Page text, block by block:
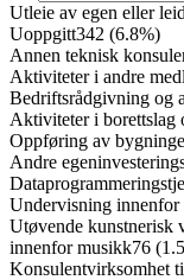
Utleie av egen eller
Uoppgitt342 (6.8%)
Annen teknisk
Aktiviteter i andre
Bedriftsrådgivning og
Aktiviteter i borettslag
Oppføring av
Andre
Undervisning innenfor
Utøvende kunstnerisk
innenfor musikk76 (1.5
Konsulentvirksomhet